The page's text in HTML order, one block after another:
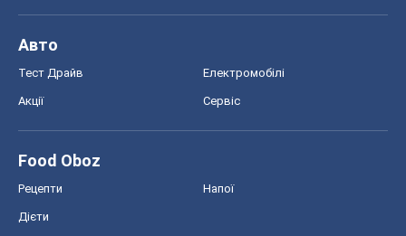
Авто
Тест Драйв Електромобілі
Акції Сервіс
Food Oboz
Рецепти Напої
Дієти